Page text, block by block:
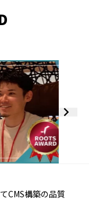
CMS構築の品質